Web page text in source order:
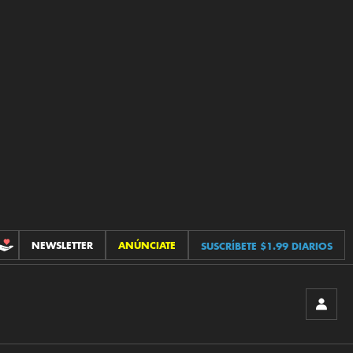
CONTRIBUCIONES
NEWSLETTER ANÚNCIATE SUSCRÍBETE $1.99 DIARIOS